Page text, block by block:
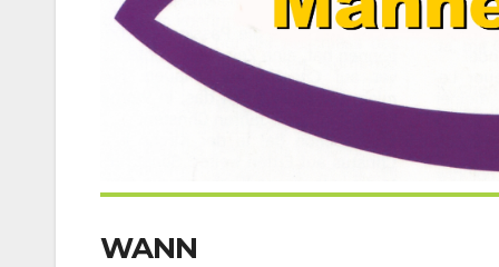
WANN